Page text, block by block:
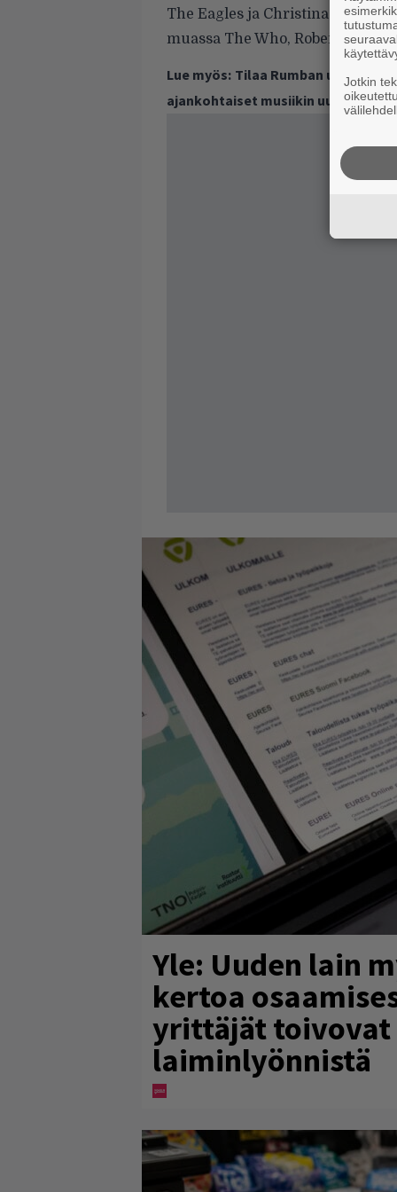
The Eagles ja Christina
muassa The Who, Robert Plant,
Lue myös: Tilaa Rumban uutiskirje
ajankohtaiset musiikin uutiset ja
Yle: Uuden lain
kertoa
yrittäjät toivovat
laiminlyönnistä
Jotkin